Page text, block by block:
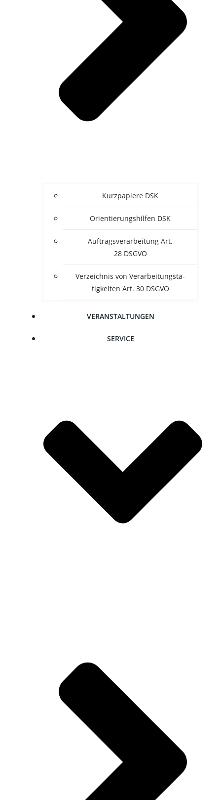
Kurz­pa­pie­re DSK
Ori­en­tie­rungs­hil­fen DSK
Auf­trags­ver­ar­bei­tung Art.
28 DSGVO
Ver­zeich­nis von Ver­ar­bei­tungs­tä­
tig­kei­ten Art. 30 DSGVO
VER­AN­STAL­TUN­GEN
SER­VICE